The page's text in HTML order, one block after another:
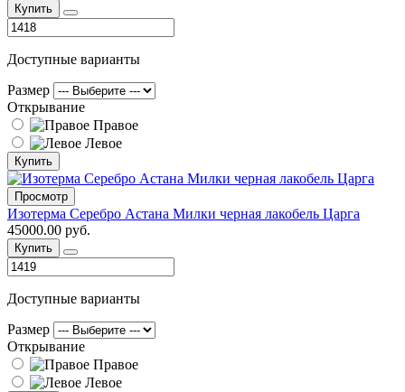
Купить
Доступные варианты
Размер
Открывание
Правое
Левое
Купить
Просмотр
Изотерма Серебро Астана Милки черная лакобель Царга
45000.00 руб.
Купить
Доступные варианты
Размер
Открывание
Правое
Левое